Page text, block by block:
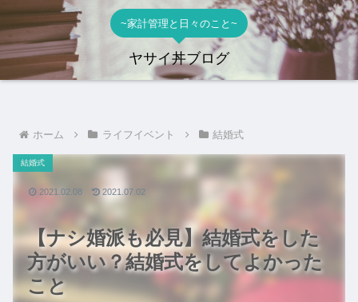
~家計管理と日々のこと~
ヤサイ丼ブログ
ホーム ライフイベント 結婚式
【ナシ婚派も必見】結婚式をした
方がいい？結婚式をしてよかった
こと
結婚式
2021.02.08 2021.07.02